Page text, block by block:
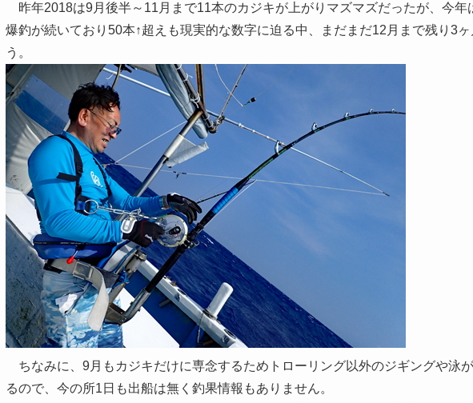
昨年2018は9月後半～11月まで11本のカジキが上がりマズマズだったが、今年
爆釣が続いており50本↑超えも現実的な数字に迫る中、まだまだ12月まで残り3
う。
ちなみに、9月もカジキだけに専念するためトローリング以外のジギングや泳
るので、今の所1日も出船は無く釣果情報もありません。